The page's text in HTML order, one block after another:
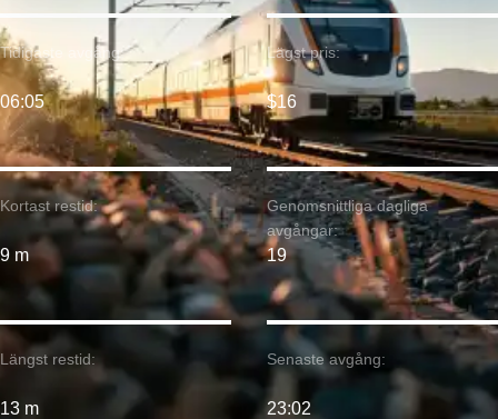
Kortast restid:
9 m
Tidigaste avgång:
06:05
Längst restid:
13 m
Lägst pris:
$16
Genomsnittliga dagliga
avgångar:
19
Senaste avgång:
23:02